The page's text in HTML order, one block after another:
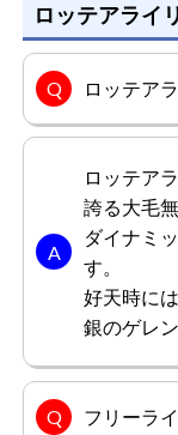
ロッテアライ
ロッテア
ロッテア
誇る大毛
ダイナミ
す。
好天時に
銀のゲレ
フリーラ